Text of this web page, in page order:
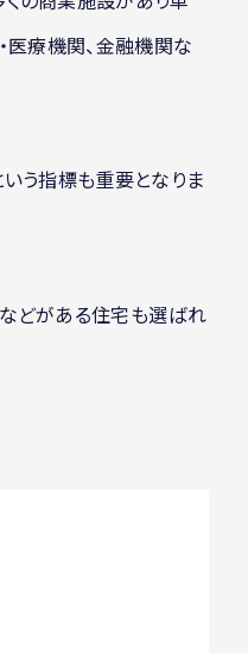
医療機関、金融機関な
う指標も重要となりま
どがある住宅も選ばれ